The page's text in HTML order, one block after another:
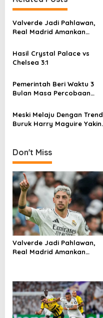
n
a
v
i
g
t
o
Valverde Jadi Pahlawan,
Real Madrid Amankan
Athletic Bilbao
Hasil Crystal Palace vs
Chelsea 3:1
Pemerintah Beri Waktu 3
Bulan Masa Percobaan
Meski Melaju Dengan Trend
Buruk Harry Maguire Yakin
Don't Miss
Valverde Jadi Pahlawan,
Real Madrid Amankan